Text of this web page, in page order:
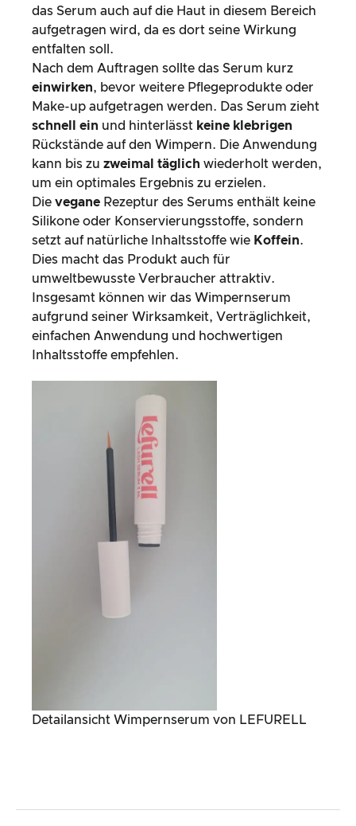
das Serum auch auf die Haut in diesem Bereich
aufgetragen wird, da es dort seine Wirkung
entfalten soll.
Nach dem Auftragen sollte das Serum kurz
einwirken, bevor weitere Pflegeprodukte oder
Make-up aufgetragen werden. Das Serum zieht
schnell ein und hinterlässt keine klebrigen
Rückstände auf den Wimpern. Die Anwendung
kann bis zu zweimal täglich wiederholt werden,
um ein optimales Ergebnis zu erzielen.
Die vegane Rezeptur des Serums enthält keine
Silikone oder Konservierungsstoffe, sondern
setzt auf natürliche Inhaltsstoffe wie Koffein.
Dies macht das Produkt auch für
umweltbewusste Verbraucher attraktiv.
Insgesamt können wir das Wimpernserum
aufgrund seiner Wirksamkeit, Verträglichkeit,
einfachen Anwendung und hochwertigen
Inhaltsstoffe empfehlen.
Detailansicht Wimpernserum von LEFURELL